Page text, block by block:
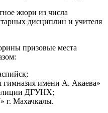
жюри из числа
дисциплин и учителя
призовые места
гимназия имени А. Акаева»
ДГУНХ;
г. Махачкалы.